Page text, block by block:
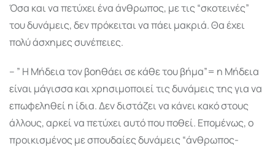
Όσα και να πετύχει ένα άνθρωπος, με τις “σκοτεινές”
του δυνάμεις, δεν πρόκειται να πάει μακριά. Θα έχει
πολύ άσχημες συνέπειες.
– ” Η Μήδεια τον βοηθάει σε κάθε του βήμα”= η Μήδεια
είναι μάγισσα και χρησιμοποιεί τις δυνάμεις της για να
επωφεληθεί η ίδια. Δεν διστάζει να κάνει κακό στους
άλλους, αρκεί να πετύχει αυτό που ποθεί. Επομένως, ο
προικισμένος με σπουδαίες δυνάμεις “άνθρωπος-